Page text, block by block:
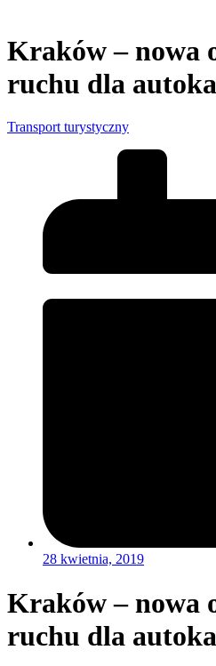
Kraków – nowa
ruchu dla
Transport turystyczny
28 kwietnia, 2019
Kraków – nowa
ruchu dla